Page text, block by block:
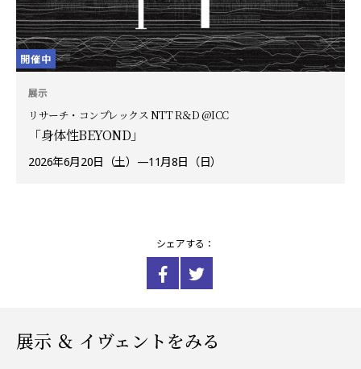
開催中
展示
リサーチ・コンプレックス NTT R＆D @ICC
「身体性BEYOND」
2026年6月20日（土）—11月8日（日）
シェアする：
展示 ＆ イヴェントをみる